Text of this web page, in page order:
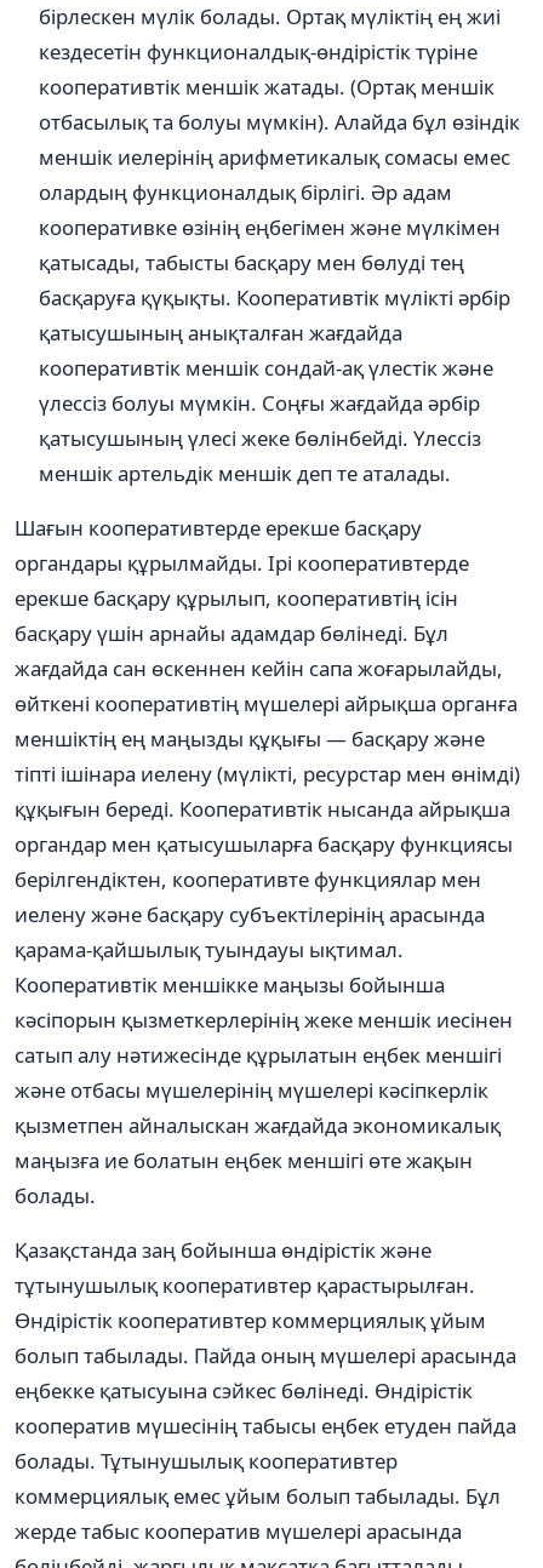
бірлескен мүлік болады. Ортақ мүліктің ең жиі
кездесетін функционалдық-өндірістік түріне
кооперативтік меншік жатады. (Ортақ меншік
отбасылық та болуы мүмкін). Алайда бұл өзіндік
меншік иелерінің арифметикалық сомасы емес
олардың функционалдық бірлігі. Әр адам
кооперативке өзінің еңбегімен және мүлкімен
қатысады, табысты басқару мен бөлуді тең
басқаруға қүқықты. Кооперативтік мүлікті әрбір
қатысушының анықталған жағдайда
кооперативтік меншік сондай-ақ үлестік және
үлессіз болуы мүмкін. Соңғы жағдайда әрбір
қатысушының үлесі жеке бөлінбейді. Үлессіз
меншік артельдік меншік деп те аталады.
Шағын кооперативтерде ерекше басқару
органдары құрылмайды. Ірі кооперативтерде
ерекше басқару құрылып, кооперативтің ісін
басқару үшін арнайы адамдар бөлінеді. Бұл
жағдайда сан өскеннен кейін сапа жоғарылайды,
өйткені кооперативтің мүшелері айрықша органға
меншіктің ең маңызды құқығы — басқару және
тіпті ішінара иелену (мүлікті, ресурстар мен өнімді)
құқығын береді. Кооперативтік нысанда айрықша
органдар мен қатысушыларға басқару функциясы
берілгендіктен, кооперативте функциялар мен
иелену және басқару субъектілерінің арасында
қарама-қайшылық туындауы ықтимал.
Кооперативтік меншікке маңызы бойынша
кәсіпорын қызметкерлерінің жеке меншік иесінен
сатып алу нәтижесінде құрылатын еңбек меншігі
және отбасы мүшелерінің мүшелері кәсіпкерлік
қызметпен айналыскан жағдайда экономикалық
маңызға ие болатын еңбек меншігі өте жақын
болады.
Қазақстанда заң бойынша өндірістік және
тұтынушылық кооперативтер қарастырылған.
Өндірістік кооперативтер коммерциялық ұйым
болып табылады. Пайда оның мүшелері арасында
еңбекке қатысуына сэйкес бөлінеді. Өндірістік
кооператив мүшесінің табысы еңбек етуден пайда
болады. Тұтынушылық кооперативтер
коммерциялық емес ұйым болып табылады. Бұл
жерде табыс кооператив мүшелері арасында